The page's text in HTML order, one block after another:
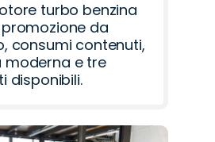
turbo benzina
promozione da
consumi contenuti,
moderna e tre
disponibili.